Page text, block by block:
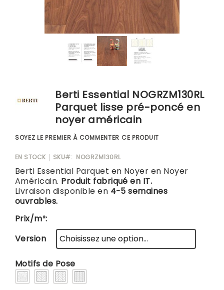
Blog
the
beginning
images
Berti Essential NOGRZM130RL
Parquet lisse pré-poncé en
noyer américain
SOYEZ LE PREMIER À COMMENTER CE PRODUIT
EN STOCK SKU NOGRZM130RL
Berti Essential Parquet en Noyer en Noyer
Américain. Produit fabriqué en IT.
Livraison disponible en 4-5 semaines
ouvrables.
Prix/m²:
Version
Motifs de Pose